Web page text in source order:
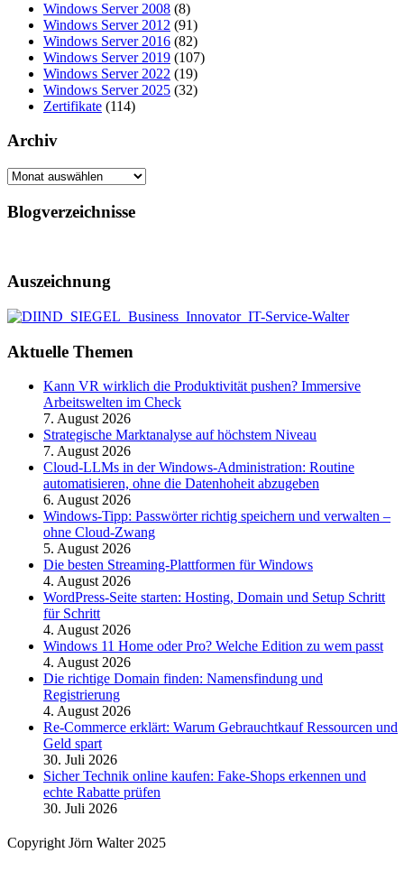
Windows Server 2008 (8)
Windows Server 2012 (91)
Windows Server 2016 (82)
Windows Server 2019 (107)
Windows Server 2022 (19)
Windows Server 2025 (32)
Zertifikate (114)
Archiv
Archiv
Blogverzeichnisse
Auszeichnung
Aktuelle Themen
Kann VR wirklich die Produktivität pushen? Immersive
Arbeitswelten im Check
7. August 2026
Strategische Marktanalyse auf höchstem Niveau
7. August 2026
Cloud-LLMs in der Windows-Administration: Routine
automatisieren, ohne die Datenhoheit abzugeben
6. August 2026
Windows-Tipp: Passwörter richtig speichern und verwalten –
ohne Cloud-Zwang
5. August 2026
Die besten Streaming-Plattformen für Windows
4. August 2026
WordPress-Seite starten: Hosting, Domain und Setup Schritt
für Schritt
4. August 2026
Windows 11 Home oder Pro? Welche Edition zu wem passt
4. August 2026
Die richtige Domain finden: Namensfindung und
Registrierung
4. August 2026
Re-Commerce erklärt: Warum Gebrauchtkauf Ressourcen und
Geld spart
30. Juli 2026
Sicher Technik online kaufen: Fake-Shops erkennen und
echte Rabatte prüfen
30. Juli 2026
Copyright Jörn Walter 2025